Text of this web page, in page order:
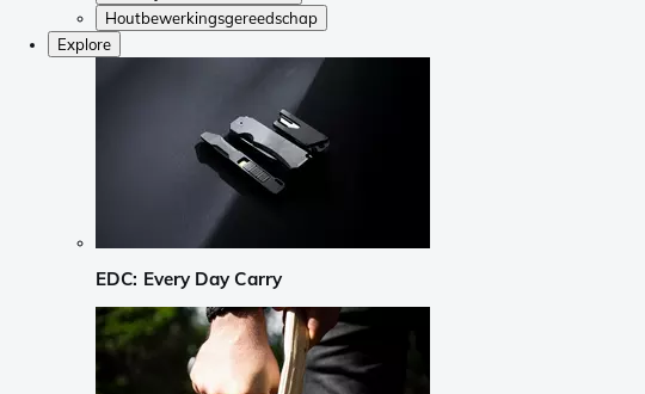
Houtbewerkingsgereedschap
Explore
EDC: Every Day Carry